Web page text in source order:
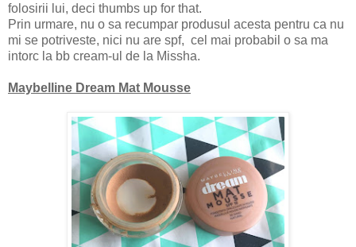
folosirii lui, deci thumbs up for that.
Prin urmare, nu o sa recumpar produsul acesta pentru ca nu
mi se potriveste, nici nu are spf, cel mai probabil o sa ma
intorc la bb cream-ul de la Missha.
Maybelline Dream Mat Mousse